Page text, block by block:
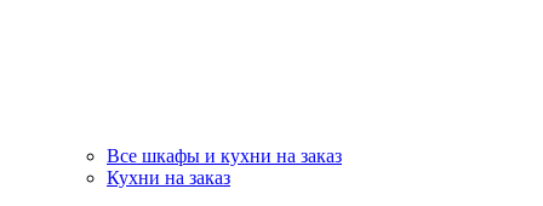
Все шкафы и кухни на заказ
Кухни на заказ